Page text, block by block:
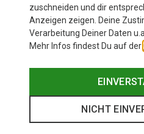
zuschneiden und dir
Anzeigen zeigen. Deine
Verarbeitung Deiner Daten
Mehr Infos findest Du auf der
NICHT